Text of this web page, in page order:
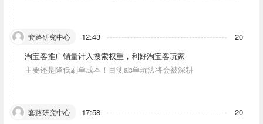
套路研究中心 12:43
20
淘宝客推广销量计入搜索权重，利好淘宝客玩家
主要还是降低刷单成本！目测ab单玩法将会被深耕
套路研究中心 17:58 20